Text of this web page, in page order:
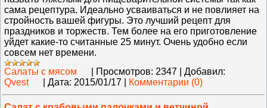
сама рецептура. Идеально усваиваться и не повлияет на
стройность вашей фигуры. Это лучший рецепт для
праздников и торжеств. Тем более на его приготовление
уйдет какие-то считанные 25 минут. Очень удобно если
совсем нет времени.
Салаты с мясом
Просмотров: 2347
Добавил:
Qvest
Дата: 2015/01/17 Комментарии (0)